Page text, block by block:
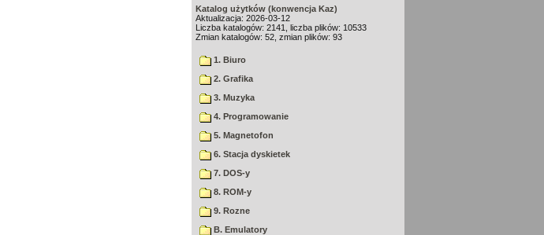
Katalog użytków (konwencja Kaz)
Aktualizacja: 2026-03-12
Liczba katalogów: 2141, liczba plików: 10533
Zmian katalogów: 52, zmian plików: 93
1. Biuro
2. Grafika
3. Muzyka
4. Programowanie
5. Magnetofon
6. Stacja dyskietek
7. DOS-y
8. ROM-y
9. Rozne
B. Emulatory